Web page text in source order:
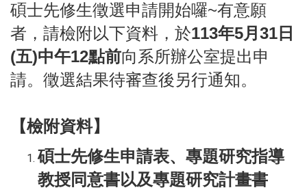
碩士先修生徵選申請開始囉~有意願
者，請檢附以下資料，於113年5月31日
(五)中午12點前向系所辦公室提出申
請。徵選結果待審查後另行通知。
【檢附資料】
碩士先修生申請表、專題研究指導
教授同意書以及專題研究計畫書